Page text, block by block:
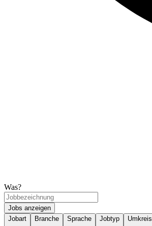
Was?
Jobs anzeigen
Jobart
Branche Sprache Jobtyp Umkreis